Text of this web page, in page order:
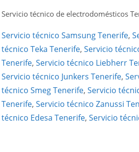
Servicio técnico de electrodomésticos
Servicio técnico Samsung Tenerife,
técnico Teka Tenerife, Servicio
Tenerife, Servicio técnico Liebherr
Servicio técnico Junkers Tenerife,
técnico Smeg Tenerife, Servicio
Tenerife, Servicio técnico Zanussi
técnico Edesa Tenerife, Servicio